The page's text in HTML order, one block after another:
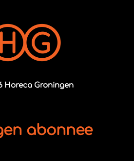
Horeca Groningen
abonnee